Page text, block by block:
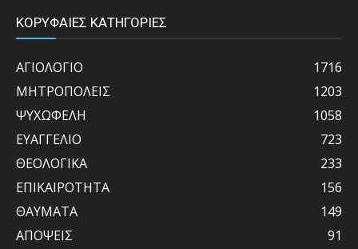
ΚΟΡΥΦΑΙΕΣ ΚΑΤΗΓΟΡΙΕΣ
ΑΓΙΟΛΟΓΙΟ
1716
ΜΗΤΡΟΠΟΛΕΙΣ
1203
ΨΥΧΩΦΕΛΗ
1058
ΕΥΑΓΓΕΛΙΟ
723
ΘΕΟΛΟΓΙΚΑ
233
ΕΠΙΚΑΙΡΟΤΗΤΑ
156
ΘΑΥΜΑΤΑ
149
ΑΠΟΨΕΙΣ
91